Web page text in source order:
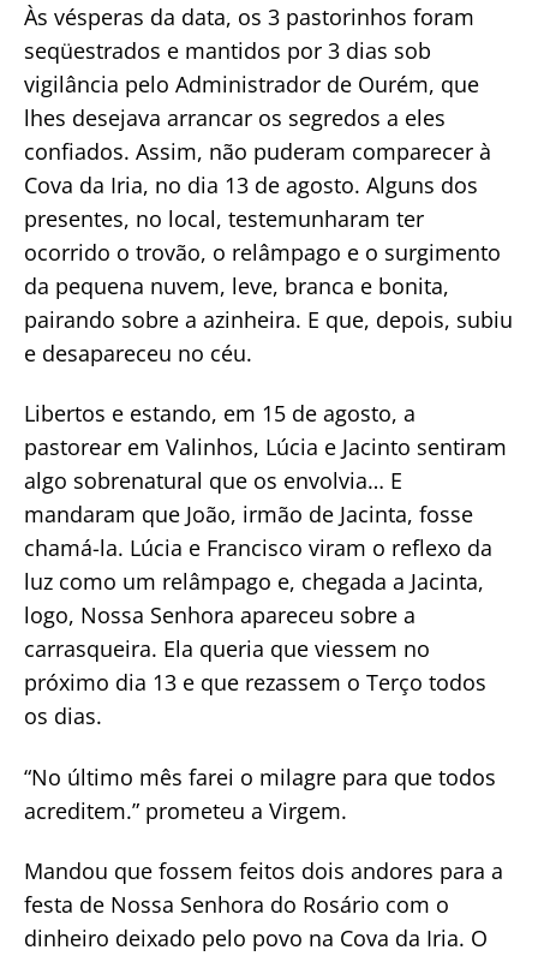
Às vésperas da data, os 3 pastorinhos foram
seqüestrados e mantidos por 3 dias sob
vigilância pelo Administrador de Ourém, que
lhes desejava arrancar os segredos a eles
confiados. Assim, não puderam comparecer à
Cova da Iria, no dia 13 de agosto. Alguns dos
presentes, no local, testemunharam ter
ocorrido o trovão, o relâmpago e o surgimento
da pequena nuvem, leve, branca e bonita,
pairando sobre a azinheira. E que, depois, subiu
e desapareceu no céu.
Libertos e estando, em 15 de agosto, a
pastorear em Valinhos, Lúcia e Jacinto sentiram
algo sobrenatural que os envolvia… E
mandaram que João, irmão de Jacinta, fosse
chamá-la. Lúcia e Francisco viram o reflexo da
luz como um relâmpago e, chegada a Jacinta,
logo, Nossa Senhora apareceu sobre a
carrasqueira. Ela queria que viessem no
próximo dia 13 e que rezassem o Terço todos
os dias.
“No último mês farei o milagre para que todos
acreditem.” prometeu a Virgem.
Mandou que fossem feitos dois andores para a
festa de Nossa Senhora do Rosário com o
dinheiro deixado pelo povo na Cova da Iria. O